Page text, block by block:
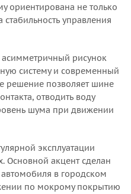
ориентирована не только
управления
асимметричный рисунок
систему и современный
решение позволяет шине
отводить воду
шума при движении
эксплуатации
Основной акцент сделан
в городском
по мокрому покрытию